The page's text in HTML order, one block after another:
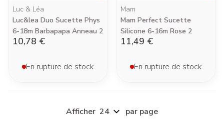
Luc & Léa
Luc&lea Duo Sucette Phys
6-18m Barbapapa Anneau 2
10,78 €
En rupture de stock
Mam
Mam Perfect Sucette
Silicone 6-16m Rose 2
11,49 €
En rupture de stock
Afficher par page